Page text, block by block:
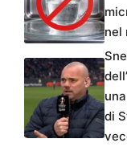
nel
di